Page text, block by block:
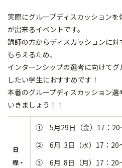
実際にグループディスカッション
が出来るイベントです。
講師の方からディスカッションに
もらえるため、
インターンシップの選考に向けて
したい学生におすすめです！
本番のグループディスカッション
いきましょう！！
日
程・
① 5月29日（金）17：
② 6月 3日（水）17：20
③ 6月 8日（月）17：20